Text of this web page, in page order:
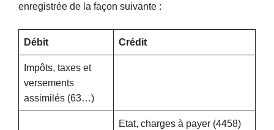
enregistrée de la façon suivante :
Débit Crédit
Impôts, taxes et
versements
assimilés (63…)
Etat, charges à payer (4458)